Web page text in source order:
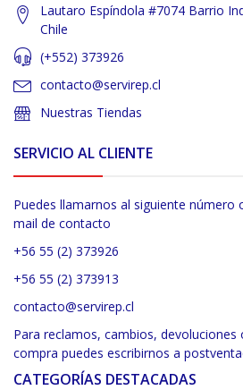
Lautaro Espíndola #7074 Barrio
Chile
(+552) 373926
contacto@servirep.cl
Nuestras Tiendas
SERVICIO AL CLIENTE
Puedes llamarnos al siguiente número
mail de contacto
+56 55 (2) 373926
+56 55 (2) 373913
contacto@servirep.cl
Para reclamos, cambios, devoluciones
compra puedes escribirnos a
CATEGORÍAS DESTACADAS